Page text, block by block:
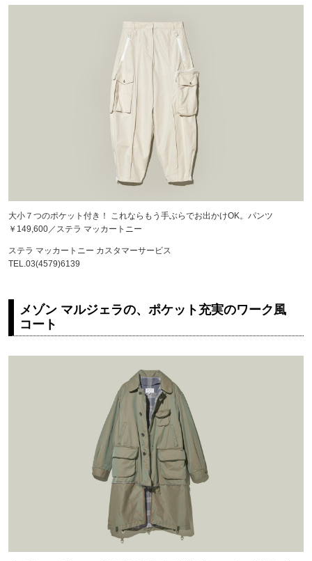
大小７つのポケット付き！ これならもう手ぶらでお出かけOK。パンツ
￥149,600／ステラ マッカートニー
ステラ マッカートニー カスタマーサービス
TEL.03(4579)6139
メゾン マルジェラの、ポケット充実のワーク風
コート